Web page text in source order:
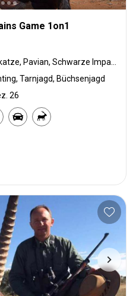
Game 1on1
Strauß, Afrikanische Wildkatze, Pavian, Schwarze Impala, Schwarzrücken-Schakal, Streifengnu, Buschbock, Buschschwein, Afrikanischer Büffel, Karakal, Zibetkatze, Blessbock, Kronenducker, Springbock, Elenantilope, Spießbock, Ginsterkatze, Giraffe, Golden gemsbuck, Golden wildebeest, Impala, Kings Gnu, Kudu, Nyala Antilope, Stachelschwein, Südafrikanische Kuhantilope, Pferdeantilope, Zobel, Steinböckchen, Leierantilope, Südliche Grünmeerkatze, Warzenschwein, Wasserbock, Weißer Blessbock, Zebra
Tarnjagd, Büchsenjagd
26